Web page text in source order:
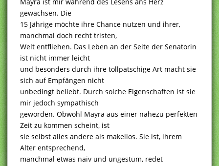
gewachsen. Die
15 Jährige möchte ihre Chance nutzen und ihrer,
manchmal doch recht tristen,
Welt entfliehen. Das Leben an der Seite der Senatorin
ist nicht immer leicht
und besonders durch ihre tollpatschige Art macht sie
sich auf Empfängen nicht
unbedingt beliebt. Durch solche Eigenschaften ist sie
mir jedoch sympathisch
geworden. Obwohl Mayra aus einer nahezu perfekten
Zeit zu kommen scheint, ist
sie selbst alles andere als makellos. Sie ist, ihrem
Alter entsprechend,
manchmal etwas naiv und ungestüm, redet